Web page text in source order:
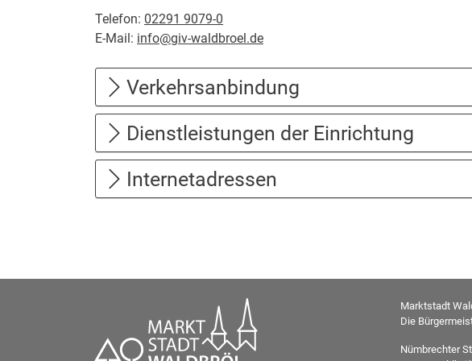
Telefon: 02291 9079-0
E-Mail: info@giv-waldbroel.de
Verkehrsanbindung
Dienstleistungen der Einrichtung
Internetadressen
Marktstadt
Die
Nümbrechter